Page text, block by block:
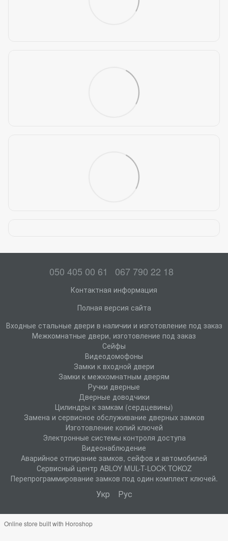
050 405 00 61 067 790 22 18
Контактная информация
Полная версия сайта
Входные стальные двери в наличии и изготовление под заказ
Межкомнатные двери, изготовление под заказ
Сейфы
Видеодомофоны
Замки к входной двери
Замки к межкомнатным дверям
Ручки дверные
Дверные доводчики
Цилиндры к замкам (сердцевины)
Замена и сервисное обслуживание дверных замков
Изготовление копий ключей
Электронные системы контроля доступа
Видеонаблюдение
Аварийное отпирание замков, сейфов и автомобилей
Сервисный центр ABLOY MUL-T-LOCK TOKOZ
Перепрограммирование замков под один комплект ключей.
Укр Рус
Online store built with Horoshop